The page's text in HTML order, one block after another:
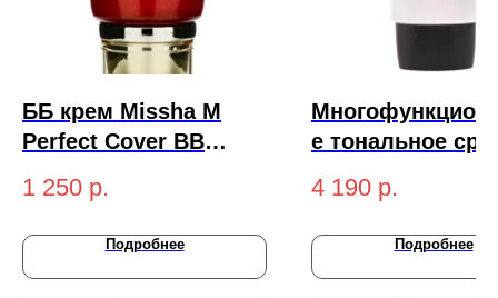
ББ крем Missha M
Perfect Cover BB
бежевый 50 мл
1 250 р.
Подробнее
е тональное
Radiant
SPF50+ PA+++
светлый) 50 мл
4 190 р.
Подробнее